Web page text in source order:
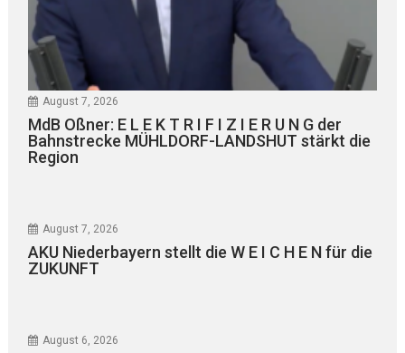
August 7, 2026
MdB Oßner: E L E K T R I F I Z I E R U N G der
Bahnstrecke MÜHLDORF-LANDSHUT stärkt die
Region
August 7, 2026
AKU Niederbayern stellt die W E I C H E N für die
ZUKUNFT
August 6, 2026